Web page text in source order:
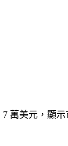
萬美元，顯